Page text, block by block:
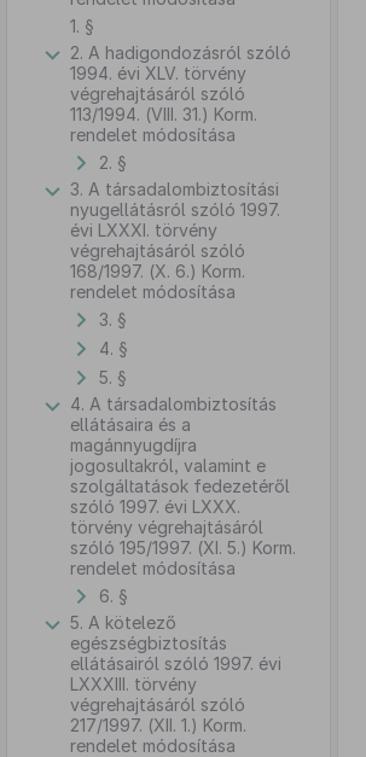
1. §
2. A hadigondozásról szóló
1994. évi XLV. törvény
végrehajtásáról szóló
113/1994. (VIII. 31.) Korm.
rendelet módosítása
2. §
3. A társadalombiztosítási
nyugellátásról szóló 1997.
évi LXXXI. törvény
végrehajtásáról szóló
168/1997. (X. 6.) Korm.
rendelet módosítása
3. §
4. §
5. §
4. A társadalombiztosítás
ellátásaira és a
magánnyugdíjra
jogosultakról, valamint e
szolgáltatások fedezetéről
szóló 1997. évi LXXX.
törvény végrehajtásáról
szóló 195/1997. (XI. 5.) Korm.
rendelet módosítása
6. §
5. A kötelező
egészségbiztosítás
ellátásairól szóló 1997. évi
LXXXIII. törvény
végrehajtásáról szóló
217/1997. (XII. 1.) Korm.
rendelet módosítása